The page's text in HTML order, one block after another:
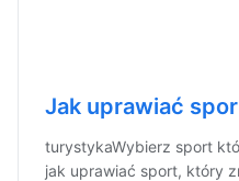
Jak uprawiać
turystykaWybierz sport
jak uprawiać sport, który